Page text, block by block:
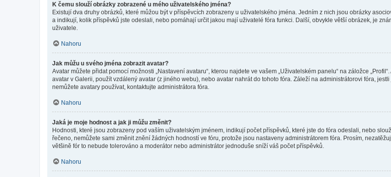
K čemu slouží obrázky zobrazené u mého uživatelského jména?
Existují dva druhy obrázků, které můžou být v příspěvcích zobrazeny u uživatelského jména. Jedním z nich jsou obrázky
a indikují, kolik příspěvků jste odeslali, nebo pomáhají určit jakou mají uživatelé fóra funkci. Další, obvykle větší obrázek, je
uživatele.
Nahoru
Jak můžu u svého jména zobrazit avatar?
Avatar můžete přidat pomocí možnosti „Nastavení avataru“, kterou najdete ve vašem „Uživatelském panelu“ na záložce
avatar v Galerii, použít vzdálený avatar (z jiného webu), nebo avatar nahrát do tohoto fóra. Záleží na administrátorovi fóra,
nemůžete avatary používat, kontaktujte administrátora fóra.
Nahoru
Jaká je moje hodnost a jak ji můžu změnit?
Hodnosti, které jsou zobrazeny pod vaším uživatelským jménem, indikují počet příspěvků, které jste do fóra odeslali, nebo
řečeno, nemůžete sami změnit znění žádných hodností ve fóru, protože jsou nastaveny administrátorem fóra. Prosím,
většině fór to nebude tolerováno a moderátor nebo administrátor jednoduše sníží váš počet příspěvků.
Nahoru